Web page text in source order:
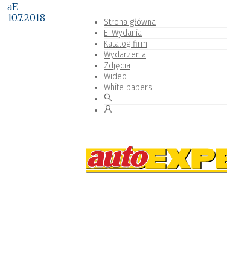
Strona główna
E-Wydania
Katalog firm
Wydarzenia
Zdjęcia
Wideo
White papers
aE
10.7.2018